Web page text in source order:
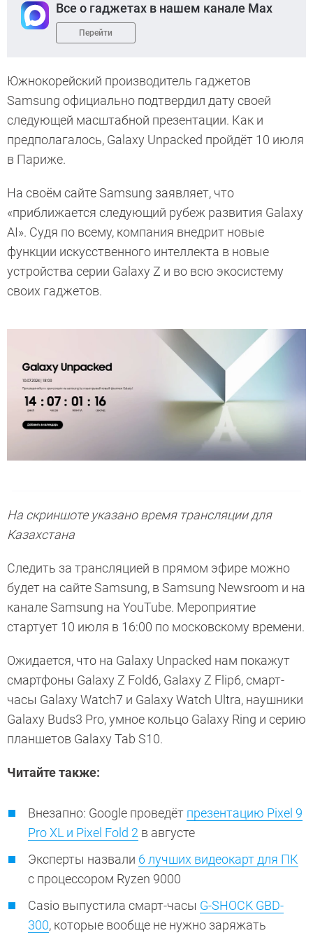
Все о гаджетах в нашем канале Max
Перейти
Южнокорейский производитель гаджетов
Samsung официально подтвердил дату своей
следующей масштабной презентации. Как и
предполагалось, Galaxy Unpacked пройдёт 10 июля
в Париже.
На своём сайте Samsung заявляет, что
«приближается следующий рубеж развития Galaxy
AI». Судя по всему, компания внедрит новые
функции искусственного интеллекта в новые
устройства серии Galaxy Z и во всю экосистему
своих гаджетов.
На скриншоте указано время трансляции для
Казахстана
Следить за трансляцией в прямом эфире можно
будет на сайте Samsung, в Samsung Newsroom и на
канале Samsung на YouTube. Мероприятие
стартует 10 июля в 16:00 по московскому времени.
Ожидается, что на Galaxy Unpacked нам покажут
смартфоны Galaxy Z Fold6, Galaxy Z Flip6, смарт-
часы Galaxy Watch7 и Galaxy Watch Ultra, наушники
Galaxy Buds3 Pro, умное кольцо Galaxy Ring и серию
планшетов Galaxy Tab S10.
Читайте также:
Внезапно: Google проведёт презентацию Pixel 9
Pro XL и Pixel Fold 2 в августе
Эксперты назвали 6 лучших видеокарт для ПК
с процессором Ryzen 9000
Casio выпустила смарт-часы G-SHOCK GBD-
300, которые вообще не нужно заряжать